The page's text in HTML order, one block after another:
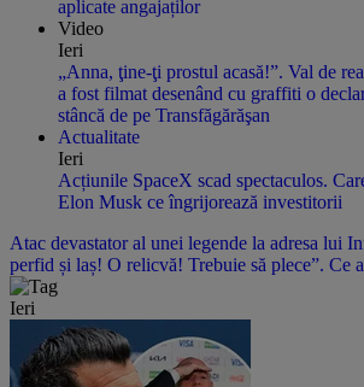
aplicate angajaților
Video
Ieri
„Anna, ţine-ţi prostul acasă!”. Val de
a fost filmat desenând cu graffiti o
stâncă de pe Transfăgărăşan
Actualitate
Ieri
Acțiunile SpaceX scad spectaculos.
Elon Musk ce îngrijorează investitorii
Atac devastator al unei legende la adresa lui
perfid și laș! O relicvă! Trebuie să plece”. Ce
Ieri